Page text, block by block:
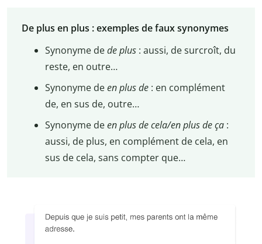
De plus en plus : exemples de faux synonymes
Synonyme dede plus: aussi, de surcroît, du
reste, en outre…
Synonyme deen plus de: en complément
de, en sus de, outre…
Synonyme deen plus de cela/en plus de ça:
aussi, de plus, en complément de cela, en
sus de cela, sans compter que…